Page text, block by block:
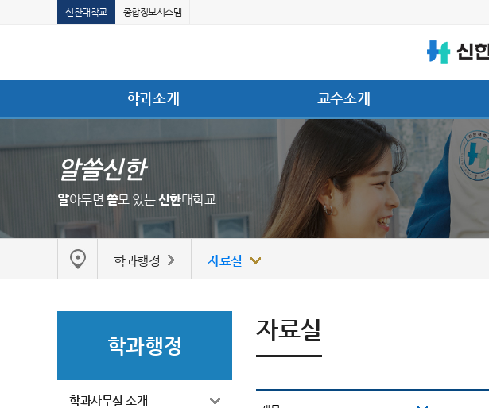
신한대학교 종합정보시스템
학과소개 교수소개
알쓸신한
알아두면 쓸모 있는신한대학교
학과행정 자료실
학과행정
학과사무실 소개
자료실